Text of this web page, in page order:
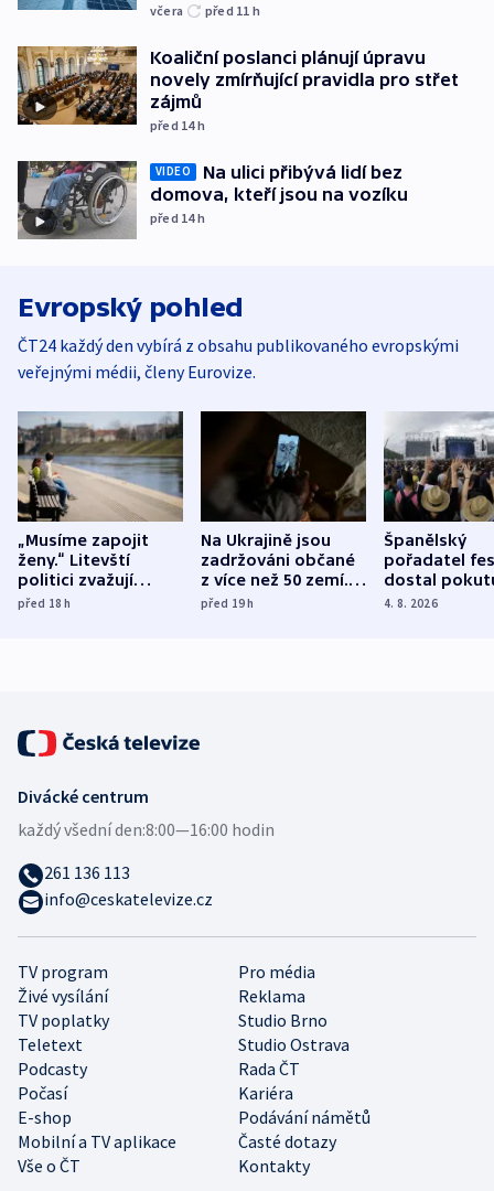
včera před 11 h
Koaliční poslanci plánují úpravu
novely zmírňující pravidla pro střet
zájmů
před 14h
VIDEO
Na ulici přibývá lidí bez
domova, kteří jsou na vozíku
před 14h
Evropský pohled
ČT24 každý den vybírá z obsahu publikovaného evropskými
veřejnými médii, členy Eurovize.
„Musíme zapojit
ženy.“ Litevští
politici zvažují
dohodu o
před 18h
Na Ukrajině jsou
zadržováni občané
z více než 50 zemí.
Bojovali na straně
před 19h
Španělský
pořadatel
dostal
nekalé
4. 8. 2026
TV program
Pro média
Živé vysílání
Reklama
TV poplatky
Studio Brno
Teletext
Studio Ostrava
Podcasty
Rada ČT
Počasí
Kariéra
E-shop
Podávání námětů
Mobilní a TV aplikace
Časté dotazy
Vše o ČT
Kontakty
Divácké centrum
každý všední den:8:00—16:00 hodin
261 136 113
info@ceskatelevize.cz